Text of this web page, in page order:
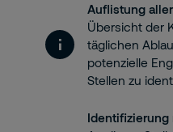
Auflistung
Übersicht der
täglichen
potenzielle
Stellen zu
Identifizierung